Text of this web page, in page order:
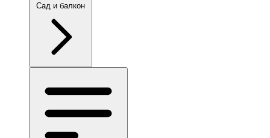
Сад и балкон